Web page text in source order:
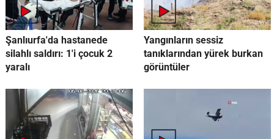
Şanlıurfa'da hastanede
silahlı saldırı: 1'i çocuk 2
yaralı
Yangınların sessiz
tanıklarından yürek burkan
görüntüler